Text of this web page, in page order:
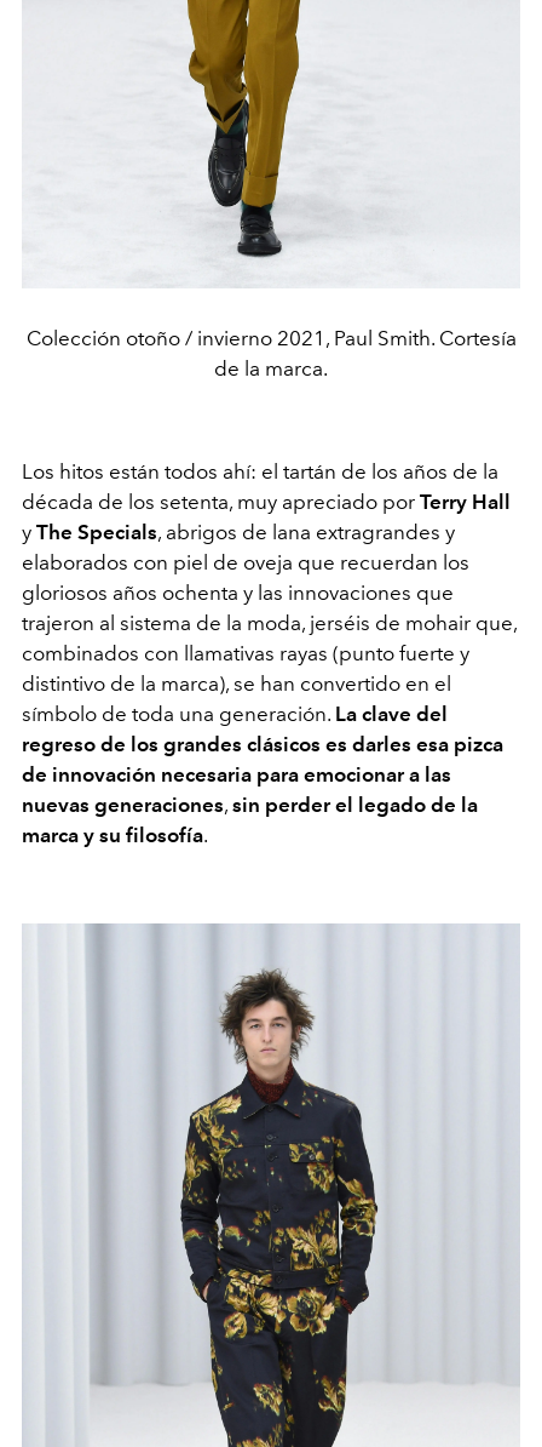
Colección otoño / invierno 2021, Paul Smith. Cortesía
de la marca.
Los hitos están todos ahí: el tartán de los años de la
década de los setenta, muy apreciado por Terry Hall
y The Specials, abrigos de lana extragrandes y
elaborados con piel de oveja que recuerdan los
gloriosos años ochenta y las innovaciones que
trajeron al sistema de la moda, jerséis de mohair que,
combinados con llamativas rayas (punto fuerte y
distintivo de la marca), se han convertido en el
símbolo de toda una generación. La clave del
regreso de los grandes clásicos es darles esa pizca
de innovación necesaria para emocionar a las
nuevas generaciones, sin perder el legado de la
marca y su filosofía.